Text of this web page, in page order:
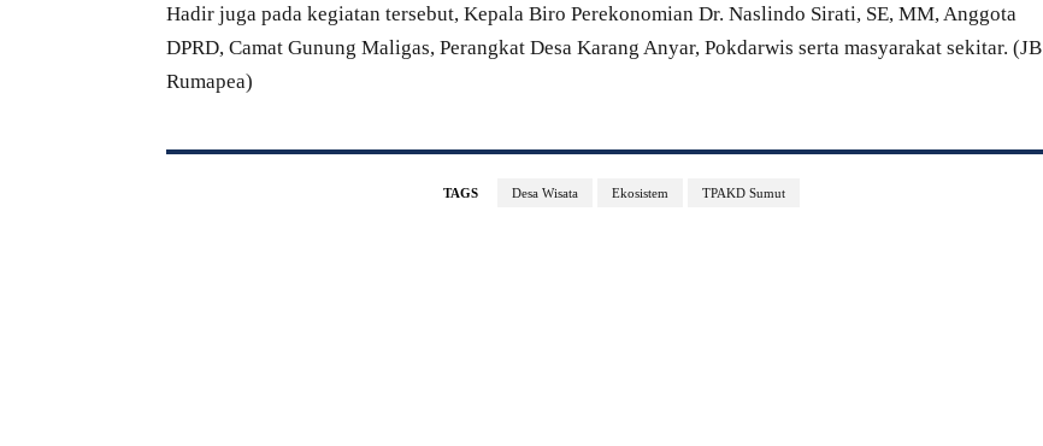
Hadir juga pada kegiatan tersebut, Kepala Biro Perekonomian Dr. Naslindo Sirati, SE, MM, Anggota
DPRD, Camat Gunung Maligas, Perangkat Desa Karang Anyar, Pokdarwis serta masyarakat sekitar. (JB
Rumapea)
TAGS Desa Wisata Ekosistem TPAKD Sumut